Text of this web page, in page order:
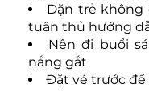
Dặn trẻ không
tuân thủ hướng
Nênđi buổi s
nắng gắt
Đặt vé trước để